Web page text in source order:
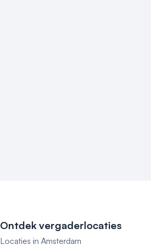
Ontdek vergaderlocaties
Locaties in Amsterdam